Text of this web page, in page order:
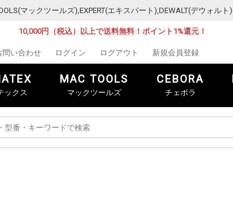
マックツールズ),EXPERT(エキスパート),DEWALT(デウォル
10,000円（税込）以上で送料無料！ポイント1%還元！
問い合わせ ログイン ログアウト 新規会員登録
ックス
MAC TOOLS
マックツールズ
CEBORA
チェボラ